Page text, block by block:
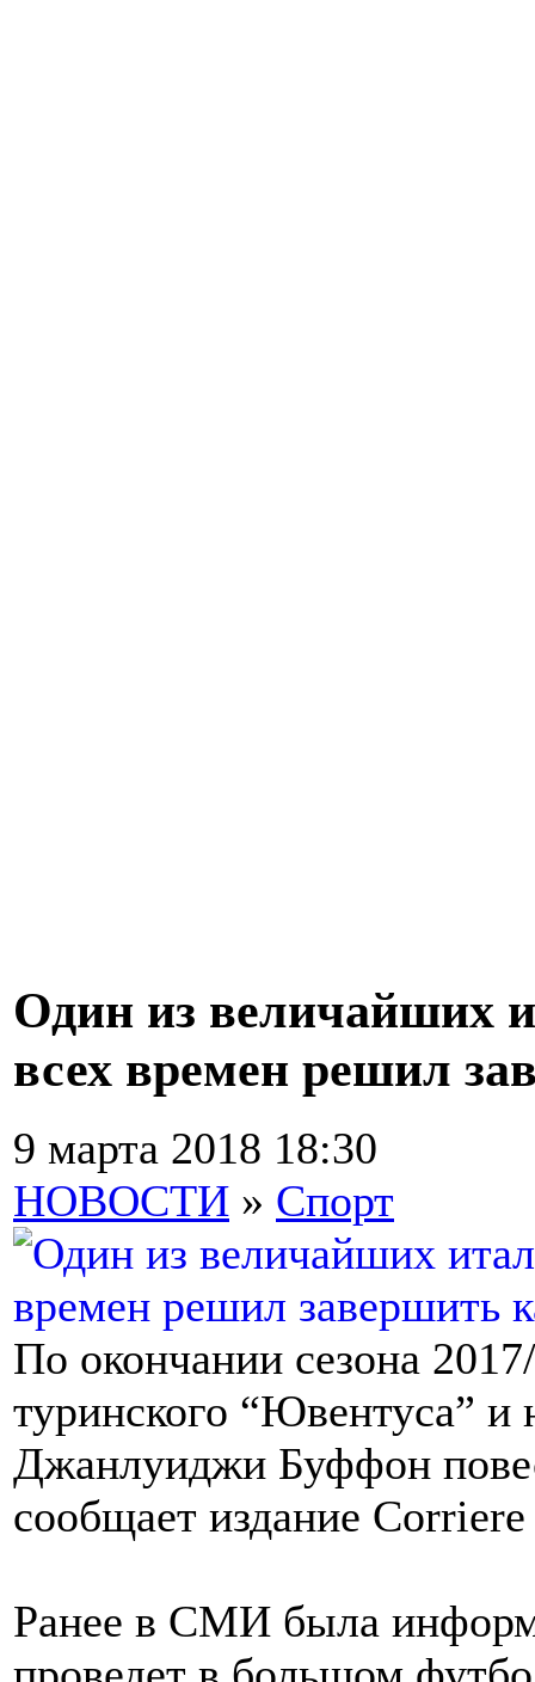
Один из величайших
всех времен решил
9 марта 2018 18:30
НОВОСТИ » Спорт
По окончании сезона
туринского “Ювентуса”
Джанлуиджи Буффон
сообщает издание
Ранее в СМИ была